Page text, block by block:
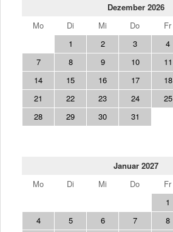
Dezember 2026
Mo
Di Mi Do Fr
1
2 3 4
7
8 9 10 11
14
15 16 17 18
21
22 23 24 25
28
29 30 31
Januar 2027
Mo
Di Mi Do Fr
1
4
5 6 7 8